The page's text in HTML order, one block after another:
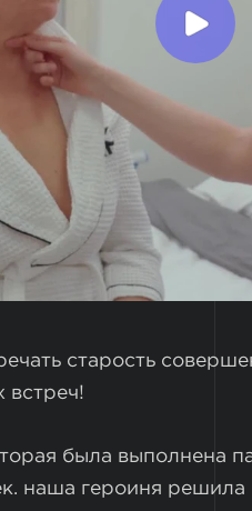
старость
встреч!
была выполнена
наша героиня